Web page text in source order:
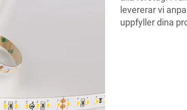
levererar vi
uppfyller dina